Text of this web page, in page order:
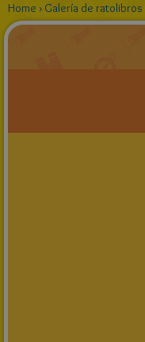
Home › Galería de ratolibros